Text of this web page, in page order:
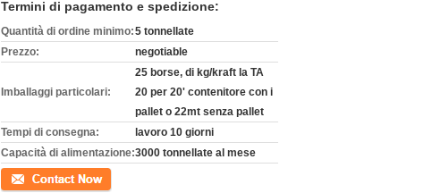
Termini di pagamento e spedizione:
Quantità di ordine minimo:5 tonnellate
Prezzo:
negotiable
Imballaggi particolari:
25 borse, di kg/kraft la TA
20 per 20' contenitore con i
pallet o 22mt senza pallet
Tempi di consegna:
lavoro 10 giorni
Capacità di alimentazione:3000 tonnellate al mese
Contatto